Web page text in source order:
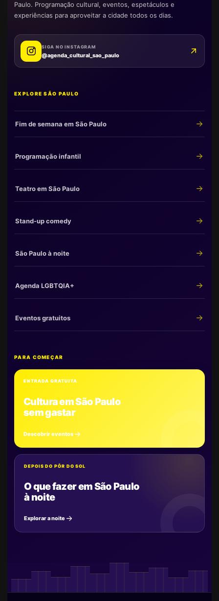
Paulo. Programação cultural, eventos, espetáculos e
experiências para aproveitar a cidade todos os dias.
SIGA NO INSTAGRAM
@agenda_cultural_sao_paulo
EXPLORE SÃO PAULO
Fim de semana em São Paulo
Programação infantil
Teatro em São Paulo
Stand-up comedy
São Paulo à noite
Agenda LGBTQIA+
Eventos gratuitos
PARA COMEÇAR
ENTRADA GRATUITA
Cultura em São Paulo
sem gastar
Descobrir eventos
DEPOIS DO PÔR DO SOL
O que fazer em São Paulo
à noite
Explorar a noite